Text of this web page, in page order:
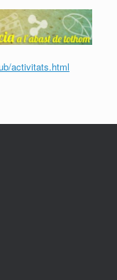
activitats.html